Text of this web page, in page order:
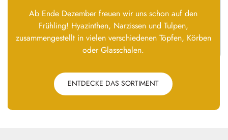
Ab Ende Dezember freuen wir uns schon auf den
Frühling! Hyazinthen, Narzissen und Tulpen,
zusammengestellt in vielen verschiedenen Töpfen, Körben
oder Glasschalen.
ENTDECKE DAS SORTIMENT